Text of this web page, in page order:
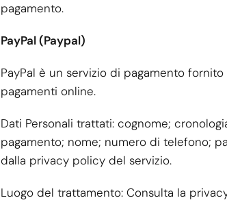
pagamento.
PayPal (Paypal)
PayPal è un servizio di pagamento
pagamenti online.
Dati Personali trattati: cognome;
pagamento; nome; numero di telefono;
dalla privacy policy del servizio.
Luogo del trattamento: Consulta la